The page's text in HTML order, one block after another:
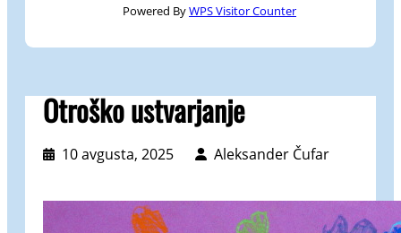
Powered ByWPS Visitor Counter
Otroško ustvarjanje
10 avgusta, 2025 Aleksander Čufar